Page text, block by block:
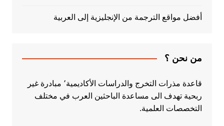
أفضل مواقع الترجمة من الإنجليزية إلى العربية
من نحن ؟
قاعدة مذرات التخرج والدراسات الأكاديمية٬ مبادرة غير
ربحية تهدف الى مساعدة الباحثين العرب في مختلف
التخصصات العلمية.